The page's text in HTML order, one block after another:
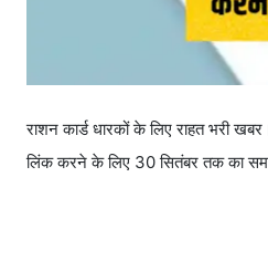
राशन कार्ड धारकों के लिए राहत भरी
लिंक करने के लिए 30 सितंबर तक का समय